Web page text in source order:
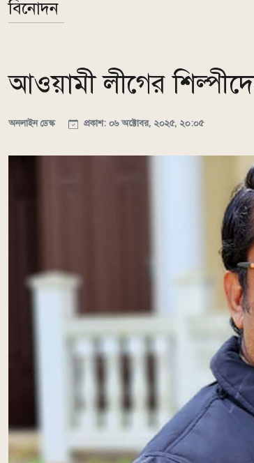
বিনোদন
আওয়ামী লীগের
অনলাইন ডেস্ক প্রকাশ: ০৬ অক্টোবর, ২০২৫, ২০:০৫